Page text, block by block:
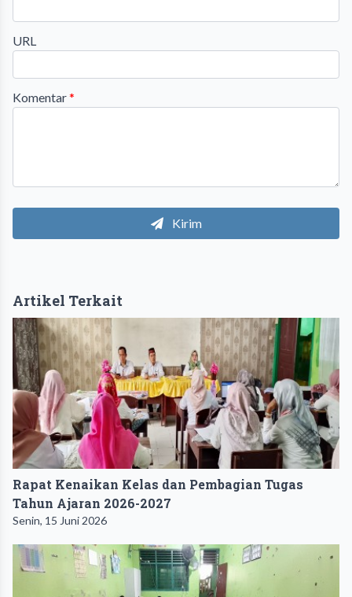
URL
Komentar*
Kirim
Artikel Terkait
Rapat Kenaikan Kelas dan Pembagian Tugas
Tahun Ajaran 2026-2027
Senin, 15 Juni 2026